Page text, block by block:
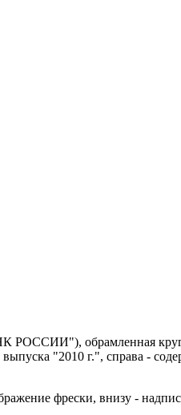
РОССИИ"), обрамленная
"2010 г.", справа -
фрески, внизу -